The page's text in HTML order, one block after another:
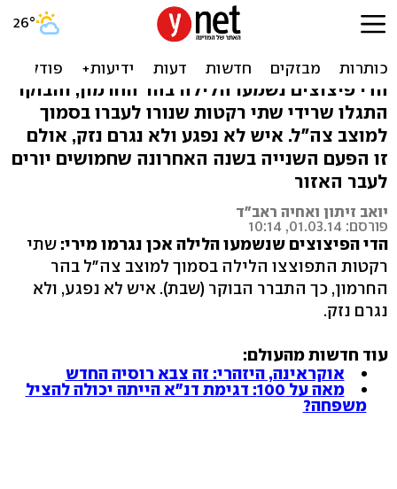
התפוצצו בחרמון
הדי פיצוצים נשמעו הלילה בהר החרמון, והבוקר
התגלו שרידי שתי רקטות שנורו לעברו בסמוך
למוצב צה"ל. איש לא נפגע ולא נגרם נזק, אולם
זו הפעם השנייה בשנה האחרונה שחמושים יורים
לעבר האזור
יואב זיתון ואחיה ראב"ד
פורסם: 01.03.14, 10:14
הדי הפיצוצים שנשמעו הלילה אכן נגרמו מירי: שתי
רקטות התפוצצו הלילה בסמוך למוצב צה"ל בהר
החרמון, כך התברר הבוקר (שבת). איש לא נפגע, ולא
נגרם נזק.
עוד חדשות מהעולם:
אוקראינה, היזהרי: זה צבא רוסיה החדש
מאה על 100: דגימת דנ"א הייתה יכולה להציל
משפחה?